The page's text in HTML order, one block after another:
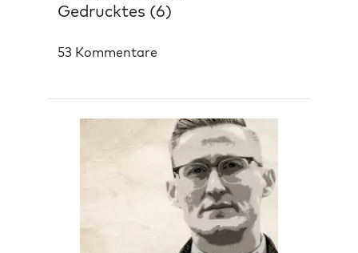
Gedrucktes (6)
53 Kommentare